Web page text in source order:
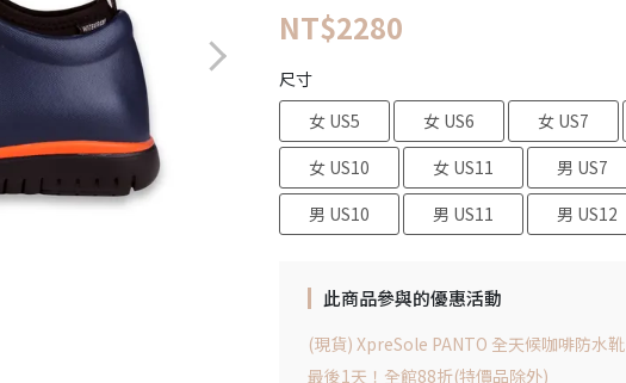
NT$2280
尺寸
女 US5
女 US6 女 US7
女 US10
女 US11 男 US7
男 US10
男 US11 男 US12
此商品參與的優惠活動
(現貨) XpreSole PANTO 全天候咖啡防水靴
最後1天！全館88折(特價品除外)